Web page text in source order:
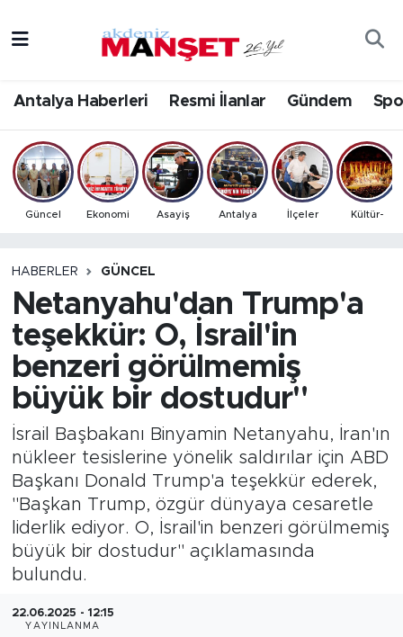
Antalya Haberleri Resmi İlanlar Gündem
Güncel Ekonomi Asayiş Antalya İlçeler Kültür-
HABERLER GÜNCEL
Netanyahu'dan Trump'a
teşekkür: O, İsrail'in
benzeri görülmemiş
büyük bir dostudur"
İsrail Başbakanı Binyamin Netanyahu, İran'ın
nükleer tesislerine yönelik saldırılar için ABD
Başkanı Donald Trump'a teşekkür ederek,
"Başkan Trump, özgür dünyaya cesaretle
liderlik ediyor. O, İsrail'in benzeri görülmemiş
büyük bir dostudur" açıklamasında
bulundu.
22.06.2025 - 12:15
YAYINLANMA
Bilim & Teknoloji
Eğitim
Ekonomi
Gündem
İlçeler
Kültür- Sanat
Magazin
Özel Haber
Politika
Resmi İlanlar
Sağlık
Antalya Hava Durumu
Antalya Namaz Vakitleri
Antalya Trafik Yoğunluk Haritası
Tüm Manşetler
Son Dakika Haberleri
Haber Arşivi